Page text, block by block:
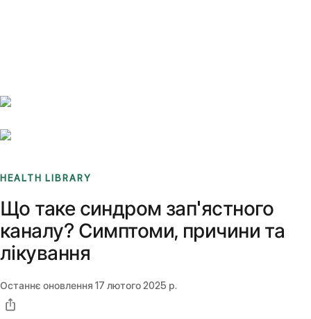
HEALTH LIBRARY
Що таке синдром зап'ястного
каналу? Симптоми, причини та
лікування
Останнє оновлення 17 лютого 2025 р.